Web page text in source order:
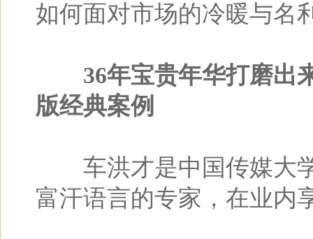
如何面对市场的冷暖与名
36年宝贵年华打磨出
版经典案例
车洪才是中国传媒大学
富汗语言的专家，在业内